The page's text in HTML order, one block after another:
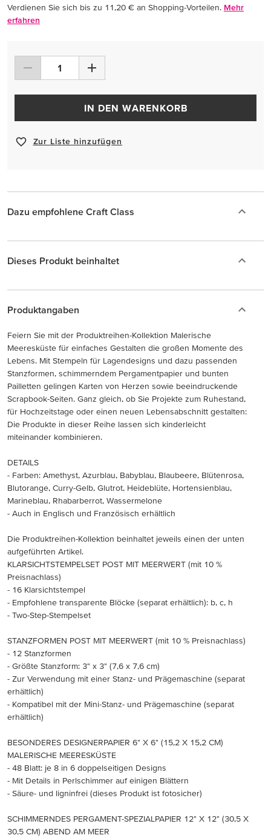
Verdienen Sie sich bis zu 11,20 € an Shopping-Vorteilen. Mehr
erfahren
IN DEN WARENKORB
Zur Liste hinzufügen
Dazu empfohlene Craft Class
Dieses Produkt beinhaltet
Produktangaben
Feiern Sie mit der Produktreihen-Kollektion Malerische
Meeresküste für einfaches Gestalten die großen Momente des
Lebens. Mit Stempeln für Lagendesigns und dazu passenden
Stanzformen, schimmerndem Pergamentpapier und bunten
Pailletten gelingen Karten von Herzen sowie beeindruckende
Scrapbook-Seiten. Ganz gleich, ob Sie Projekte zum Ruhestand,
für Hochzeitstage oder einen neuen Lebensabschnitt gestalten:
Die Produkte in dieser Reihe lassen sich kinderleicht
miteinander kombinieren.
DETAILS
- Farben: Amethyst, Azurblau, Babyblau, Blaubeere, Blütenrosa,
Blutorange, Curry-Gelb, Glutrot, Heideblüte, Hortensienblau,
Marineblau, Rhabarberrot, Wassermelone
- Auch in Englisch und Französisch erhältlich
Die Produktreihen-Kollektion beinhaltet jeweils einen der unten
aufgeführten Artikel.
KLARSICHTSTEMPELSET POST MIT MEERWERT (mit 10 %
Preisnachlass)
- 16 Klarsichtstempel
- Empfohlene transparente Blöcke (separat erhältlich): b, c, h
- Two-Step-Stempelset
STANZFORMEN POST MIT MEERWERT (mit 10 % Preisnachlass)
- 12 Stanzformen
- Größte Stanzform: 3" x 3" (7,6 x 7,6 cm)
- Zur Verwendung mit einer Stanz- und Prägemaschine (separat
erhältlich)
- Kompatibel mit der Mini-Stanz- und Prägemaschine (separat
erhältlich)
BESONDERES DESIGNERPAPIER 6" X 6" (15,2 X 15,2 CM)
MALERISCHE MEERESKÜSTE
- 48 Blatt: je 8 in 6 doppelseitigen Designs
- Mit Details in Perlschimmer auf einigen Blättern
- Säure- und ligninfrei (dieses Produkt ist fotosicher)
SCHIMMERNDES PERGAMENT-SPEZIALPAPIER 12" X 12" (30,5 X
30,5 CM) ABEND AM MEER